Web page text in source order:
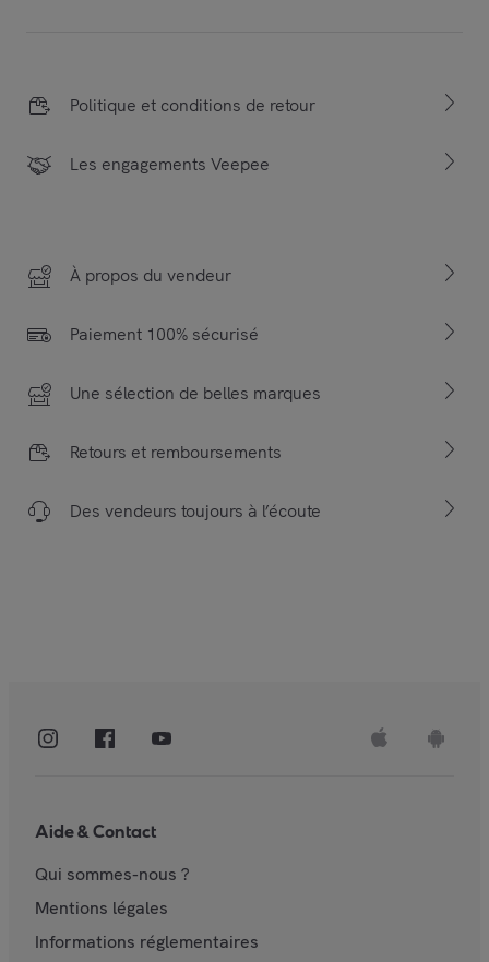
Politique et conditions de retour
Les engagements Veepee
À propos du vendeur
Paiement 100% sécurisé
Une sélection de belles marques
Retours et remboursements
Des vendeurs toujours à l’écoute
Aide & Contact
Qui sommes-nous ?
Mentions légales
Informations réglementaires